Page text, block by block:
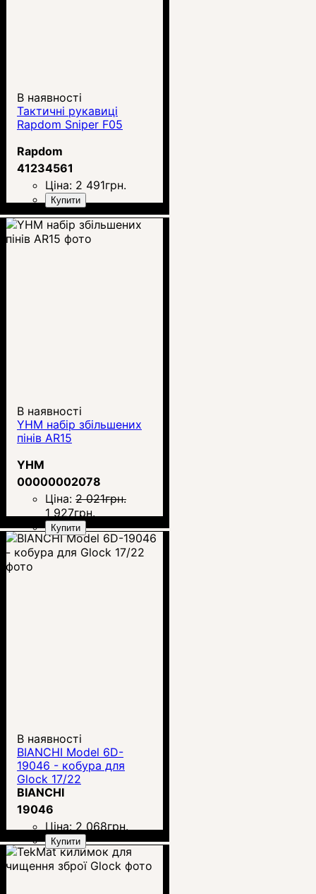
В наявності
Тактичні рукавиці
Rapdom Sniper F05
Rapdom
41234561
Ціна: 2 491грн.
Купити
В наявності
YHM набір збільшених
пінів AR15
YHM
00000002078
Ціна: 2 021грн.
1 927грн.
Купити
В наявності
BIANCHI Model 6D-
19046 - кобура для
Glock 17/22
BIANCHI
19046
Ціна: 2 068грн.
Купити